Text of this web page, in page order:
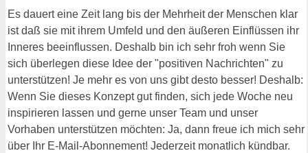
Es dauert eine Zeit lang bis der Mehrheit der Menschen klar
ist daß sie mit ihrem Umfeld und den äußeren Einflüssen ihr
Inneres beeinflussen. Deshalb bin ich sehr froh wenn Sie
sich überlegen diese Idee der "positiven Nachrichten" zu
unterstützen! Je mehr es von uns gibt desto besser! Deshalb:
Wenn Sie dieses Konzept gut finden, sich jede Woche neu
inspirieren lassen und gerne unser Team und unser
Vorhaben unterstützen möchten: Ja, dann freue ich mich sehr
über Ihr E-Mail-Abonnement! Jederzeit monatlich kündbar.